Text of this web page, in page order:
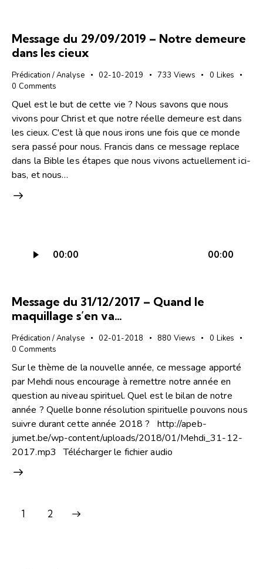
Message du 29/09/2019 – Notre demeure
dans les cieux
Prédication / Analyse 02-10-2019 733 Views 0 Likes
0 Comments
Quel est le but de cette vie ? Nous savons que nous
vivons pour Christ et que notre réelle demeure est dans
les cieux. C'est là que nous irons une fois que ce monde
sera passé pour nous. Francis dans ce message replace
dans la Bible les étapes que nous vivons actuellement ici-
bas, et nous…
audio
00:00 00:00
Message du 31/12/2017 – Quand le
maquillage s’en va…
Prédication / Analyse 02-01-2018 880 Views 0 Likes
0 Comments
Sur le thème de la nouvelle année, ce message apporté
par Mehdi nous encourage à remettre notre année en
question au niveau spirituel. Quel est le bilan de notre
année ? Quelle bonne résolution spirituelle pouvons nous
suivre durant cette année 2018 ? http://apeb-
jumet.be/wp-content/uploads/2018/01/Mehdi_31-12-
2017.mp3 Télécharger le fichier audio
1 2